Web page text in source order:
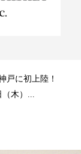
戸に初上陸！
（木）...